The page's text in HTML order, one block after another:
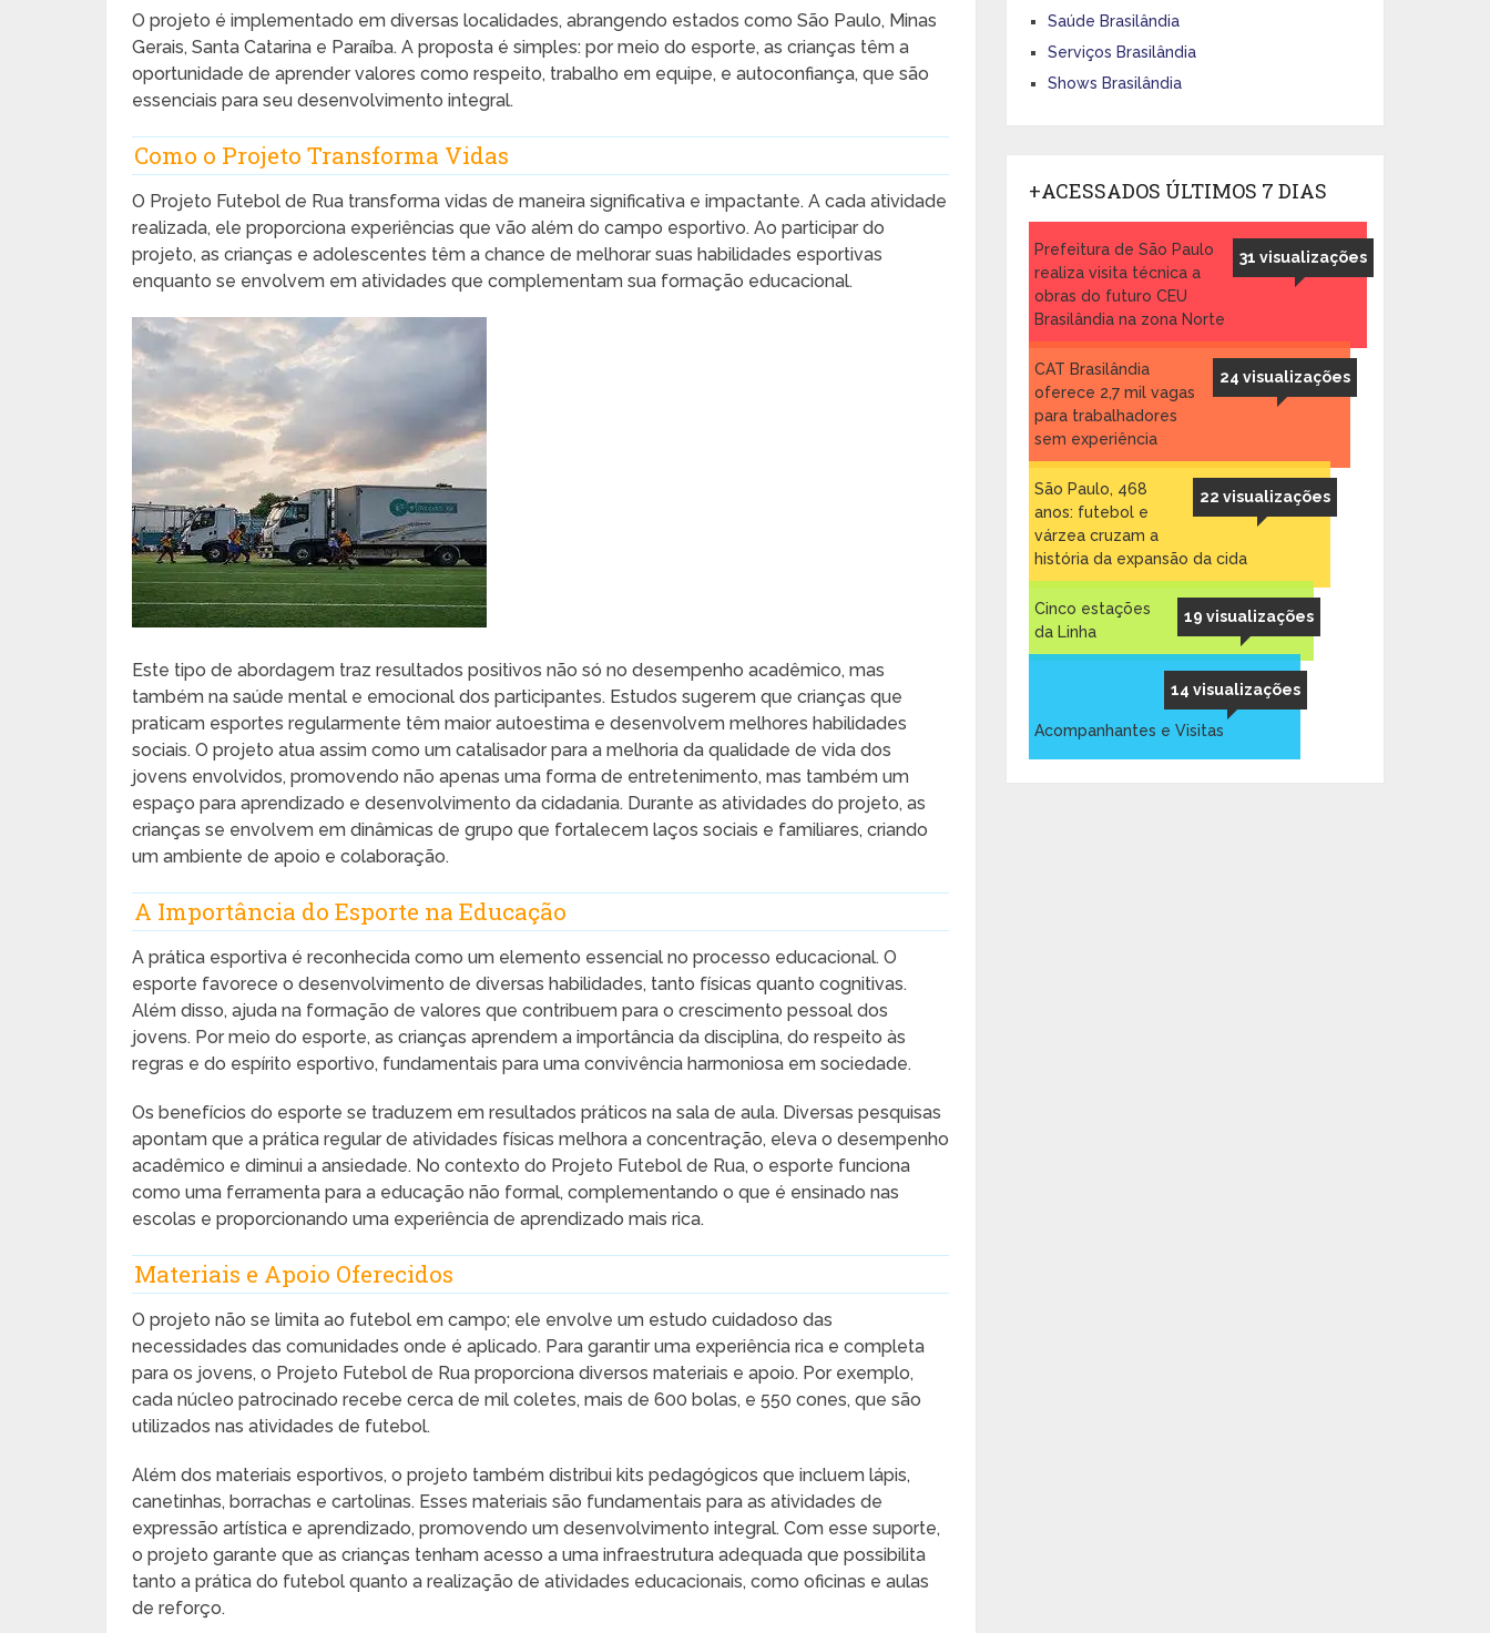
O projeto é implementado em diversas localidades, abrangendo estados como São Paulo, Minas
Gerais, Santa Catarina e Paraíba. A proposta é simples: por meio do esporte, as crianças têm a
oportunidade de aprender valores como respeito, trabalho em equipe, e autoconfiança, que são
essenciais para seu desenvolvimento integral.
Como o Projeto Transforma Vidas
O Projeto Futebol de Rua transforma vidas de maneira significativa e impactante. A cada atividade
realizada, ele proporciona experiências que vão além do campo esportivo. Ao participar do
projeto, as crianças e adolescentes têm a chance de melhorar suas habilidades esportivas
enquanto se envolvem em atividades que complementam sua formação educacional.
Este tipo de abordagem traz resultados positivos não só no desempenho acadêmico, mas
também na saúde mental e emocional dos participantes. Estudos sugerem que crianças que
praticam esportes regularmente têm maior autoestima e desenvolvem melhores habilidades
sociais. O projeto atua assim como um catalisador para a melhoria da qualidade de vida dos
jovens envolvidos, promovendo não apenas uma forma de entretenimento, mas também um
espaço para aprendizado e desenvolvimento da cidadania. Durante as atividades do projeto, as
crianças se envolvem em dinâmicas de grupo que fortalecem laços sociais e familiares, criando
um ambiente de apoio e colaboração.
A Importância do Esporte na Educação
A prática esportiva é reconhecida como um elemento essencial no processo educacional. O
esporte favorece o desenvolvimento de diversas habilidades, tanto físicas quanto cognitivas.
Além disso, ajuda na formação de valores que contribuem para o crescimento pessoal dos
jovens. Por meio do esporte, as crianças aprendem a importância da disciplina, do respeito às
regras e do espírito esportivo, fundamentais para uma convivência harmoniosa em sociedade.
Os benefícios do esporte se traduzem em resultados práticos na sala de aula. Diversas pesquisas
apontam que a prática regular de atividades físicas melhora a concentração, eleva o desempenho
acadêmico e diminui a ansiedade. No contexto do Projeto Futebol de Rua, o esporte funciona
como uma ferramenta para a educação não formal, complementando o que é ensinado nas
escolas e proporcionando uma experiência de aprendizado mais rica.
Materiais e Apoio Oferecidos
O projeto não se limita ao futebol em campo; ele envolve um estudo cuidadoso das
necessidades das comunidades onde é aplicado. Para garantir uma experiência rica e completa
para os jovens, o Projeto Futebol de Rua proporciona diversos materiais e apoio. Por exemplo,
cada núcleo patrocinado recebe cerca de mil coletes, mais de 600 bolas, e 550 cones, que são
utilizados nas atividades de futebol.
Além dos materiais esportivos, o projeto também distribui kits pedagógicos que incluem lápis,
canetinhas, borrachas e cartolinas. Esses materiais são fundamentais para as atividades de
expressão artística e aprendizado, promovendo um desenvolvimento integral. Com esse suporte,
o projeto garante que as crianças tenham acesso a uma infraestrutura adequada que possibilita
tanto a prática do futebol quanto a realização de atividades educacionais, como oficinas e aulas
de reforço.
Saúde Brasilândia
Serviços Brasilândia
Shows Brasilândia
+ACESSADOS ÚLTIMOS 7 DIAS
31 visualizações
Prefeitura de São Paulo
realiza visita técnica a
obras do futuro CEU
Brasilândia na zona Norte
24 visualizações
CAT Brasilândia
oferece 2,7 mil vagas
para trabalhadores
sem experiência
22 visualizações
São Paulo, 468
anos: futebol e
várzea cruzam a
história da expansão da cida
19 visualizações
Cinco estações
da Linha
14 visualizações
Acompanhantes e Visitas